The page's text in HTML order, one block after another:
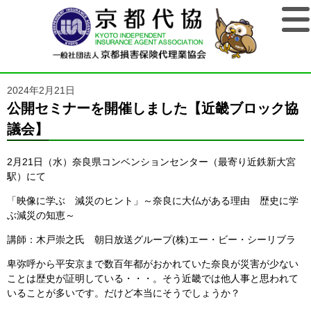
2024年2月21日
公開セミナーを開催しました【近畿ブロック協
議会】
2月21日（水）奈良県コンベンションセンター（最寄り近鉄新大宮
駅）にて
「映像に学ぶ 減災のヒント」～奈良に大仏がある理由 歴史に学
ぶ減災の知恵～
講師：木戸崇之氏 朝日放送グループ(株)エー・ビー・シーリブラ
卑弥呼から平安京まで数百年都がおかれていた奈良が災害が少ない
ことは歴史が証明している・・・。そう近畿では他人事と思われて
いることが多いです。だけど本当にそうでしょうか？